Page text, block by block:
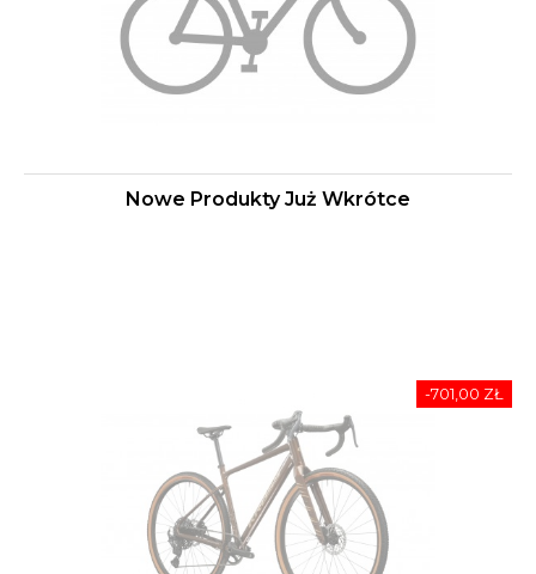
Nowe Produkty Już Wkrótce
-701,00 ZŁ